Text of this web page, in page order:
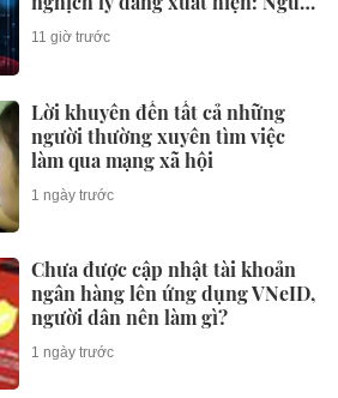
mua không phải lúc nào cũng
dùng
11 giờ trước
Lời khuyên đến tất cả những
người thường xuyên tìm việc
làm qua mạng xã hội
1 ngày trước
Chưa được cập nhật tài khoản
ngân hàng lên ứng dụng VNeID,
người dân nên làm gì?
1 ngày trước